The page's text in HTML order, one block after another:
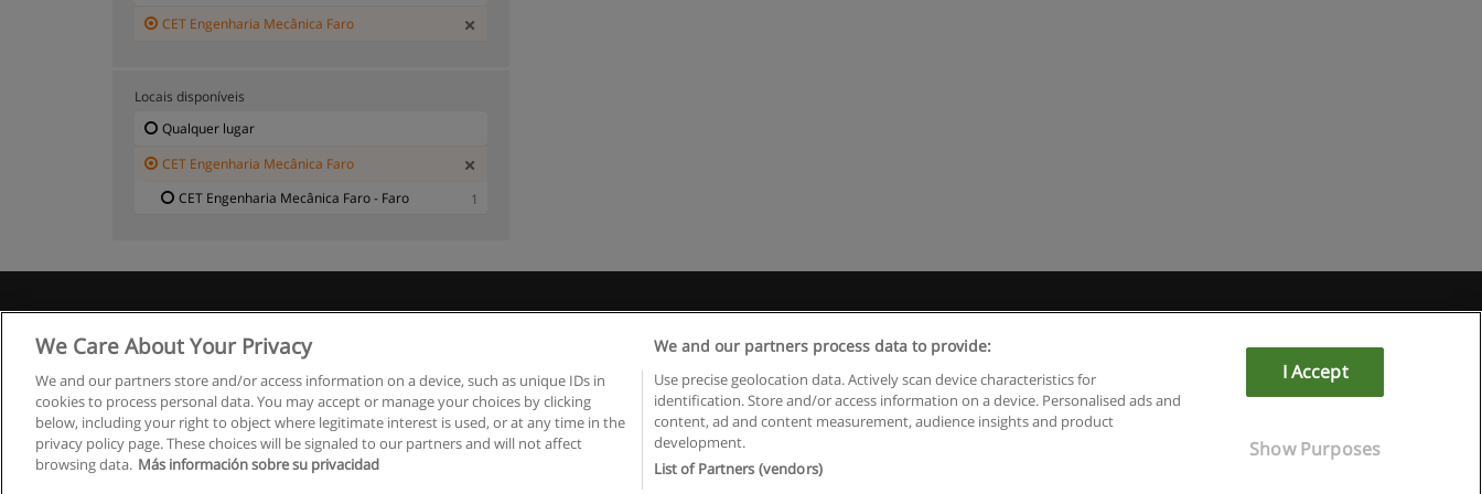
CET Engenharia Mecânica Faro
Locais disponíveis
Qualquer lugar
CET Engenharia Mecânica Faro
CET Engenharia Mecânica Faro - Faro
1
Copyright © Educaedu Business S.L. - CIF : B-95610580: - www.educaedu.com.pt
We Care About Your Privacy
We and our partners store and/or access information on a device, such as unique IDs in
cookies to process personal data. You may accept or manage your choices by clicking
below, including your right to object where legitimate interest is used, or at any time in the
privacy policy page. These choices will be signaled to our partners and will not affect
browsing data. Más información sobre su privacidad
We and our partners process data to provide:
Use precise geolocation data. Actively scan device characteristics for
identification. Store and/or access information on a device. Personalised ads and
content, ad and content measurement, audience insights and product
development.
List of Partners (vendors)
I Accept
Show Purposes